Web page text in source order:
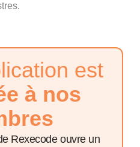
est
à nos
Rexecode ouvre un